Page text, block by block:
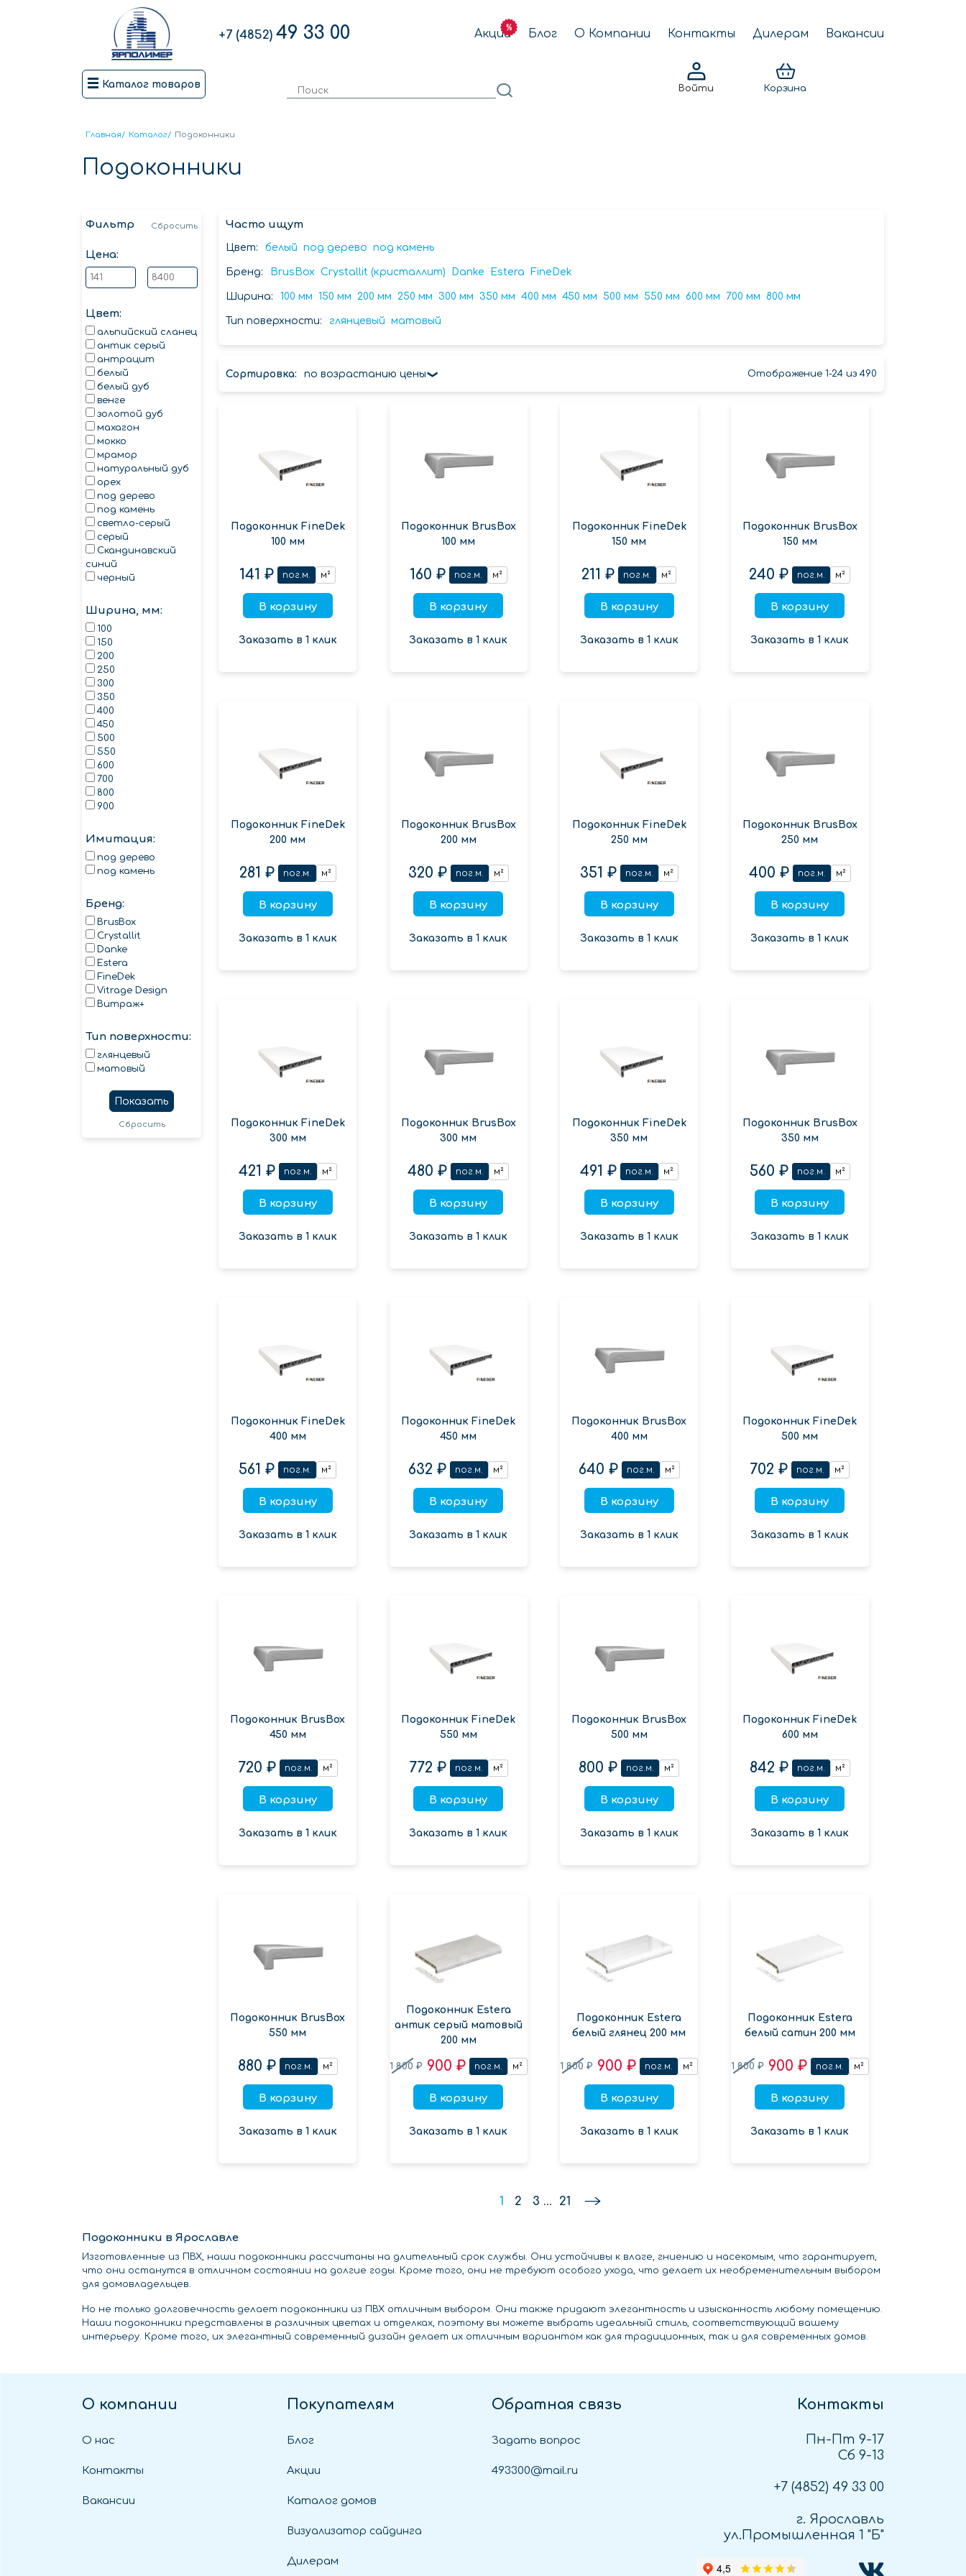
+7 (4852) 49 33 00 Акции Блог О Компании Контакты Дилерам Вакансии
Каталог товаров Войти Корзина
Главная/ Каталог/ Подоконники
Подоконники
Фильтр Сбросить
Цена:
Цвет:
альпийский сланец
антик серый
антрацит
белый
белый дуб
венге
золотой дуб
махагон
мокко
мрамор
натуральный дуб
орех
под дерево
под камень
светло-серый
серый
Скандинавский
синий
черный
Ширина, мм:
100
150
200
250
300
350
400
450
500
550
600
700
800
900
Имитация:
под дерево
под камень
Бренд:
BrusBox
Crystallit
Danke
Estera
FineDek
Vitrage Design
Витраж+
Тип поверхности:
глянцевый
матовый
Показать
Сбросить
Часто ищут
Цвет: белый под дерево под камень
Бренд: BrusBox Crystallit (кристаллит) Danke Estera FineDek
Ширина: 100 мм 150 мм 200 мм 250 мм 300 мм 350 мм 400 мм 450 мм 500 мм 550 мм 600 мм 700 мм 800 мм
Тип поверхности: глянцевый матовый
Сортировка: по возрастанию цены Отображение 1-24 из 490
Подоконник FineDek
100 мм
141 ₽ пог.м. м²
В корзину
Заказать в 1 клик
Подоконник BrusBox
100 мм
160 ₽ пог.м. м²
В корзину
Заказать в 1 клик
Подоконник FineDek
150 мм
211 ₽ пог.м. м²
В корзину
Заказать в 1 клик
Подоконник BrusBox
150 мм
240 ₽ пог.м. м²
В корзину
Заказать в 1 клик
Подоконник FineDek
200 мм
281 ₽ пог.м. м²
В корзину
Заказать в 1 клик
Подоконник BrusBox
200 мм
320 ₽ пог.м. м²
В корзину
Заказать в 1 клик
Подоконник FineDek
250 мм
351 ₽ пог.м. м²
В корзину
Заказать в 1 клик
Подоконник BrusBox
250 мм
400 ₽ пог.м. м²
В корзину
Заказать в 1 клик
Подоконник FineDek
300 мм
421 ₽ пог.м. м²
В корзину
Заказать в 1 клик
Подоконник BrusBox
300 мм
480 ₽ пог.м. м²
В корзину
Заказать в 1 клик
Подоконник FineDek
350 мм
491 ₽ пог.м. м²
В корзину
Заказать в 1 клик
Подоконник BrusBox
350 мм
560 ₽ пог.м. м²
В корзину
Заказать в 1 клик
Подоконник FineDek
400 мм
561 ₽ пог.м. м²
В корзину
Заказать в 1 клик
Подоконник FineDek
450 мм
632 ₽ пог.м. м²
В корзину
Заказать в 1 клик
Подоконник BrusBox
400 мм
640 ₽ пог.м. м²
В корзину
Заказать в 1 клик
Подоконник FineDek
500 мм
702 ₽ пог.м. м²
В корзину
Заказать в 1 клик
Подоконник BrusBox
450 мм
720 ₽ пог.м. м²
В корзину
Заказать в 1 клик
Подоконник FineDek
550 мм
772 ₽ пог.м. м²
В корзину
Заказать в 1 клик
Подоконник BrusBox
500 мм
800 ₽ пог.м. м²
В корзину
Заказать в 1 клик
Подоконник FineDek
600 мм
842 ₽ пог.м. м²
В корзину
Заказать в 1 клик
Подоконник BrusBox
550 мм
880 ₽ пог.м. м²
В корзину
Заказать в 1 клик
Подоконник Estera
антик серый матовый
200 мм
1 800 ₽ 900 ₽ пог.м. м²
В корзину
Заказать в 1 клик
Подоконник Estera
белый глянец 200 мм
1 800 ₽ 900 ₽ пог.м. м²
В корзину
Заказать в 1 клик
Подоконник Estera
белый сатин 200 мм
1 800 ₽ 900 ₽ пог.м. м²
В корзину
Заказать в 1 клик
1 2 3 ... 21
Подоконники в Ярославле
Изготовленные из ПВХ, наши подоконники рассчитаны на длительный срок службы. Они устойчивы к влаге, гниению и насекомым, что гарантирует,
что они останутся в отличном состоянии на долгие годы. Кроме того, они не требуют особого ухода, что делает их необременительным выбором
для домовладельцев.
Но не только долговечность делает подоконники из ПВХ отличным выбором. Они также придают элегантность и изысканность любому помещению.
Наши подоконники представлены в различных цветах и отделках, поэтому вы можете выбрать идеальный стиль, соответствующий вашему
интерьеру. Кроме того, их элегантный современный дизайн делает их отличным вариантом как для традиционных, так и для современных домов.
О компании
О нас
Контакты
Вакансии
Покупателям
Блог
Акции
Каталог домов
Визуализатор сайдинга
Дилерам
Обратная связь
Задать вопрос
493300@mail.ru
Контакты
Пн-Пт 9-17
Сб 9-13
+7 (4852) 49 33 00
г. Ярославль
ул.Промышленная 1 "Б"